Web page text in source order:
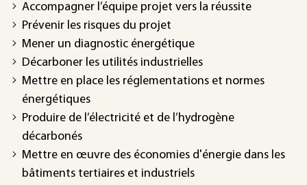
Accompagner l’équipe projet vers la réussite
Prévenir les risques du projet
Mener un diagnostic énergétique
Décarboner les utilités industrielles
Mettre en place les réglementations et normes
énergétiques
Produire de l’électricité et de l’hydrogène
décarbonés
Mettre en œuvre des économies d'énergie dans les
bâtiments tertiaires et industriels